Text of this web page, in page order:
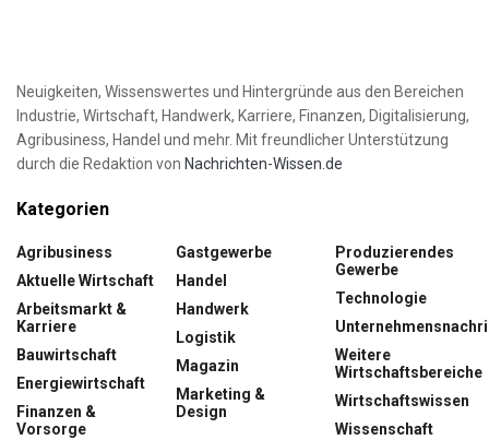
Neuigkeiten, Wissenswertes und Hintergründe aus den Bereichen
Industrie, Wirtschaft, Handwerk, Karriere, Finanzen, Digitalisierung,
Agribusiness, Handel und mehr. Mit freundlicher Unterstützung
durch die Redaktion von Nachrichten-Wissen.de
Kategorien
Agribusiness
Aktuelle Wirtschaft
Arbeitsmarkt &
Karriere
Bauwirtschaft
Energiewirtschaft
Finanzen &
Vorsorge
Gastgewerbe
Handel
Handwerk
Logistik
Magazin
Marketing &
Design
Produzierendes
Gewerbe
Technologie
Weitere
Wirtschaftsbereiche
Wirtschaftswissen
Wissenschaft